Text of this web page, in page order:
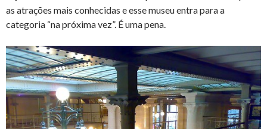
as atrações mais conhecidas e esse museu entra para a
categoria “na próxima vez”. É uma pena.